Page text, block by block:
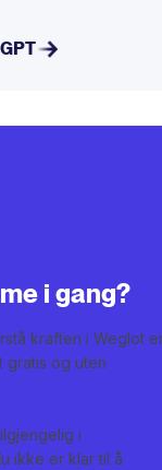
i gang?
kraften i Weglot
gratis og uten
i
ikke er klar til å